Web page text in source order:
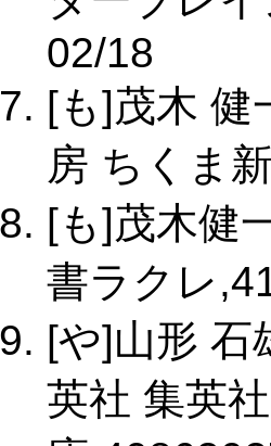
02/18
[も]茂木 健
房 ちくま
[も]茂木健
書ラクレ
[や]山形 石
英社 集英